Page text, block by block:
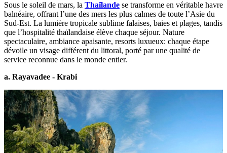
Sous le soleil de mars, la Thaïlande se transforme en véritable havre
balnéaire,‎ offrant l’une des mers les plus calmes de toute l’Asie du
Sud-Est. La lumière tropicale sublime falaises, baies et plages, tandis
que l’hospitalité thaïlandaise élève chaque séjour. Nature
spectaculaire, ambiance apaisante, resorts luxueux: chaque étape
dévoile un visage différent du littoral, porté par une qualité de
service reconnue dans le monde entier.
a. Rayavadee - Krabi